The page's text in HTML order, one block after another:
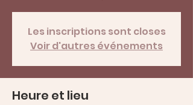
Les inscriptions sont closes
Voir d'autres événements
Heure et lieu